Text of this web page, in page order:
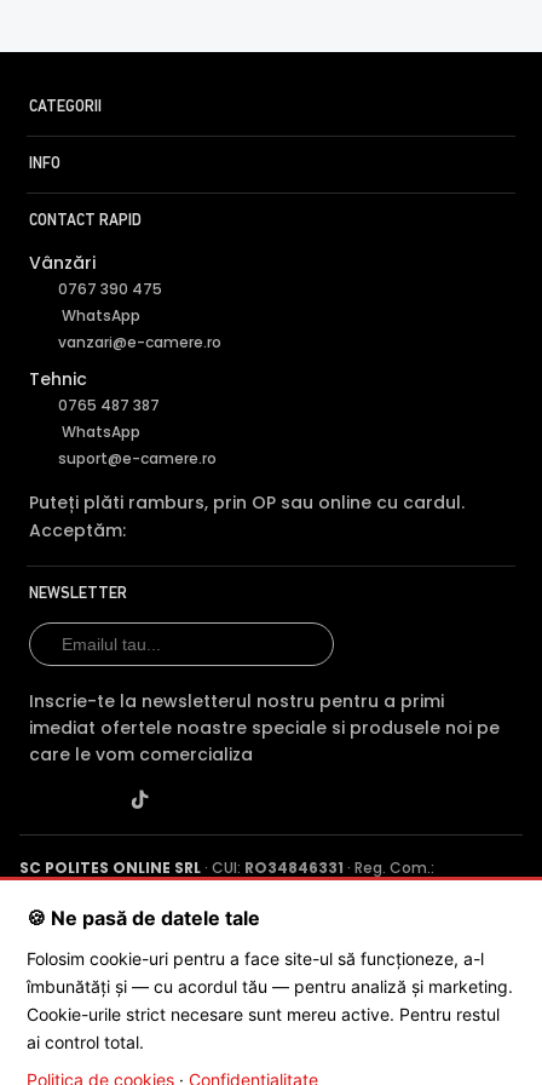
CATEGORII
INFO
CONTACT RAPID
Vânzări
0767 390 475
WhatsApp
vanzari@e-camere.ro
Tehnic
0765 487 387
WhatsApp
suport@e-camere.ro
Puteți plăti ramburs, prin OP sau online cu cardul.
Acceptăm:
NEWSLETTER
Inscrie-te la newsletterul nostru pentru a primi
imediat ofertele noastre speciale si produsele noi pe
care le vom comercializa
SC POLITES ONLINE SRL · CUI: RO34846331 · Reg. Com.:
Poenaru, Nr. 1, Craiova, Jud. Dolj ·
© 2026 SC POLITES ONLINE SRL
🍪 Ne pasă de datele tale
Folosim cookie-uri pentru a face site-ul să funcționeze, a-l
îmbunătăți și — cu acordul tău — pentru analiză și marketing.
Cookie-urile strict necesare sunt mereu active. Pentru restul
ai control total.
Politica de cookies · Confidențialitate